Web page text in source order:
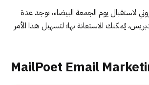
لاستقبال يوم الجمعة البيضاء، توجد عدة
يُمكنك الاستعانة بها؛ لتسهيل هذا الأمر